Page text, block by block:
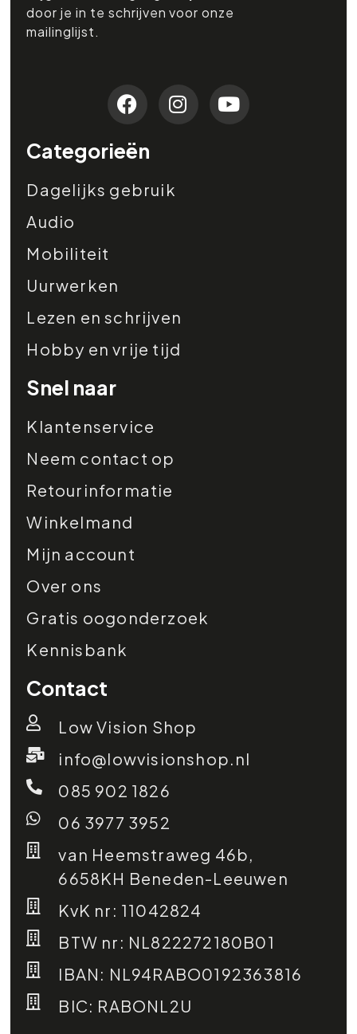
door je in te schrijven voor onze
mailinglijst.
Categorieën
Dagelijks gebruik
Audio
Mobiliteit
Uurwerken
Lezen en schrijven
Hobby en vrije tijd
Snel naar
Klantenservice
Neem contact op
Retourinformatie
Winkelmand
Mijn account
Over ons
Gratis oogonderzoek
Kennisbank
Contact
Low Vision Shop
info@lowvisionshop.nl
085 902 1826
06 3977 3952
van Heemstraweg 46b,
6658KH Beneden-Leeuwen
KvK nr: 11042824
BTW nr: NL822272180B01
IBAN: NL94RABO0192363816
BIC: RABONL2U